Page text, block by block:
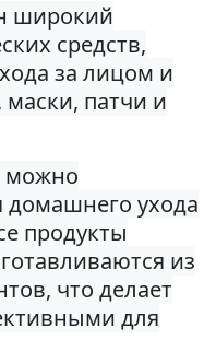
широкий
средств,
за лицом и
патчи и
можно
домашнего ухода
продукты
из
что делает
для